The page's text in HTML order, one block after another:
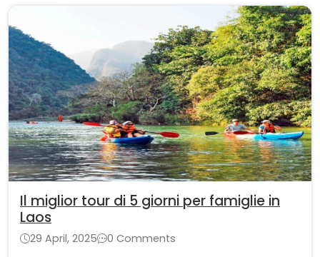
Il miglior tour di 5 giorni per famiglie in
Laos
29 April, 2025
0 Comments